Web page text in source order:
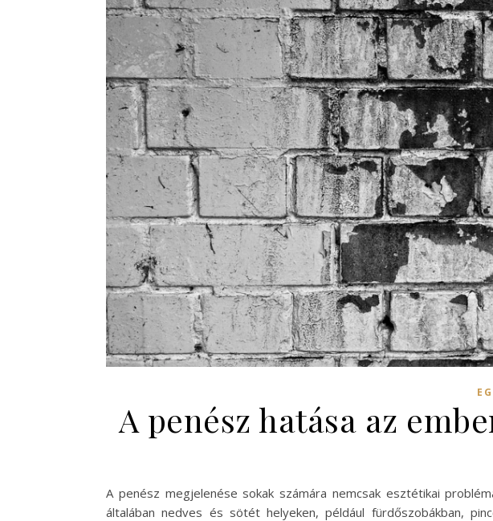
A penész hatása az
A penész megjelenése sokak számára nemcsak esztétikai
általában nedves és sötét helyeken, például fürdőszobákban,